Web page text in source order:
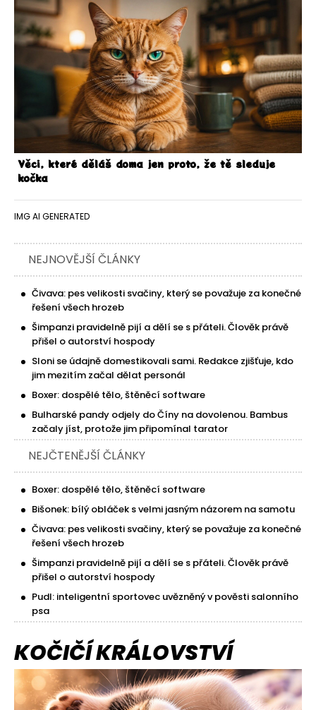
Věci, které děláš doma jen proto, že tě sleduje
kočka
IMG AI GENERATED
NEJNOVĚJŠÍ ČLÁNKY
Čivava: pes velikosti svačiny, který se považuje za konečné
řešení všech hrozeb
Šimpanzi pravidelně pijí a dělí se s přáteli. Člověk právě
přišel o autorství hospody
Sloni se údajně domestikovali sami. Redakce zjišťuje, kdo
jim mezitím začal dělat personál
Boxer: dospělé tělo, štěněcí software
Bulharské pandy odjely do Číny na dovolenou. Bambus
začaly jíst, protože jim připomínal tarator
NEJČTENĚJŠÍ ČLÁNKY
Boxer: dospělé tělo, štěněcí software
Bišonek: bílý obláček s velmi jasným názorem na samotu
Čivava: pes velikosti svačiny, který se považuje za konečné
řešení všech hrozeb
Šimpanzi pravidelně pijí a dělí se s přáteli. Člověk právě
přišel o autorství hospody
Pudl: inteligentní sportovec uvězněný v pověsti salonního
psa
KOČIČÍ KRÁLOVSTVÍ